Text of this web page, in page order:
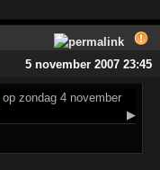
5 november 2007 23:45
op zondag 4 november
▶